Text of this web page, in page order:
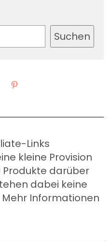
Suchen
Links
kleine Provision
Produkte darüber
dabei keine
Mehr Informationen